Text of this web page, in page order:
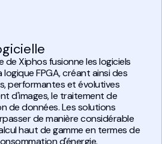
de Xiphos fusionne les logiciels
FPGA, créant ainsi des
performantes et évolutives
d'images, le traitement de
de données. Les solutions
de manière considérable
haut de gamme en termes de